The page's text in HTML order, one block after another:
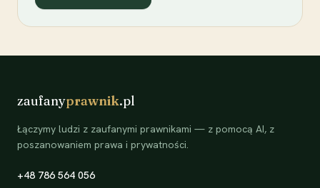
zaufanyprawnik.pl
Łączymy ludzi z zaufanymi prawnikami — z pomocą AI, z
poszanowaniem prawa i prywatności.
+48 786 564 056